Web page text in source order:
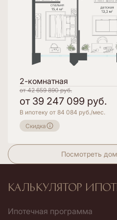
2-комнатная
от42 659 890руб.
от 39 247 099 руб.
В ипотеку от 84 084 руб./мес.
Скидка
Посмотреть
Калькулятор
Ипотечная программа